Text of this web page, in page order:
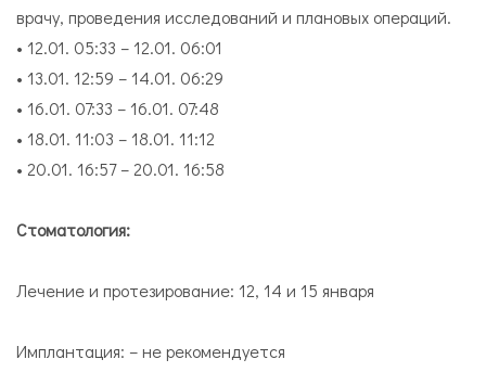
врачу, проведения исследований и плановых операций.
• 12.01. 05:33 – 12.01. 06:01
• 13.01. 12:59 – 14.01. 06:29
• 16.01. 07:33 – 16.01. 07:48
• 18.01. 11:03 – 18.01. 11:12
• 20.01. 16:57 – 20.01. 16:58
Стоматология:
Лечение и протезирование: 12, 14 и 15 января
Имплантация: – не рекомендуется